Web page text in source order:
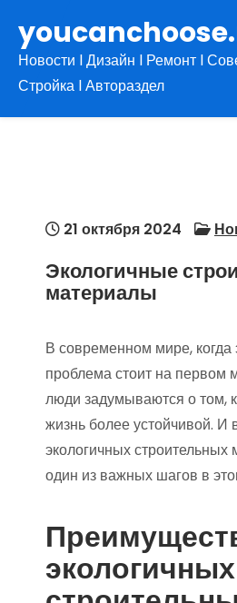
содержимому
Новости l Дизайн l Ремонт l
Стройка l Автораздел
21 октября 2024
Экологичные
материалы
В современном мире, когда
проблема стоит на первом
люди задумываются о том,
жизнь более устойчивой. И
экологичных строительных
один из важных шагов в
экологичных